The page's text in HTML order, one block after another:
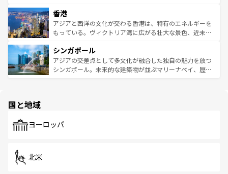
とつ。フォーやバインミー、ベトナムコーヒーなどは、ぜ
ひ現地で味わいたい。どの地域を訪れてもあたたかい人々
が旅行者を迎えてくれるので、きっと忘れられない旅にな
参照してほしい。
の活気が交差している。北部ではチェンマイなどの山岳地
帯で自然と触れ合い、南部ではプーケットやクラビの美し
いビーチでリゾート気分を楽しむことができる。タイ料理
激する。気候は一年中温暖で、どの季節にも異なる楽しみ
が待っている。親しみやすいタイの人々、仏教を中心とし
た文化、そして多様な観光資源が、訪れる旅人を魅了し続
香港
アジアと西洋の文化が交わる香港は、特有のエネルギーを
もっている。ヴィクトリア湾に広がる壮大な景色、近未来
み、どこを訪れても感動するはず。観光スポットが密集し
ており、効率よく見どころを回れるのも魅力。息をのむよ
うな絶景から文化的な体験まで、香港を存分に楽しみ尽く
シンガポール
アジアの交差点として多文化が融合した独自の魅力を放つ
シンガポール。未来的な建築物が並ぶマリーナベイ、歴史
で、ホーカーズは地元の風情を楽しめる外せないスポット
国と地域
ヨーロッパ
北米